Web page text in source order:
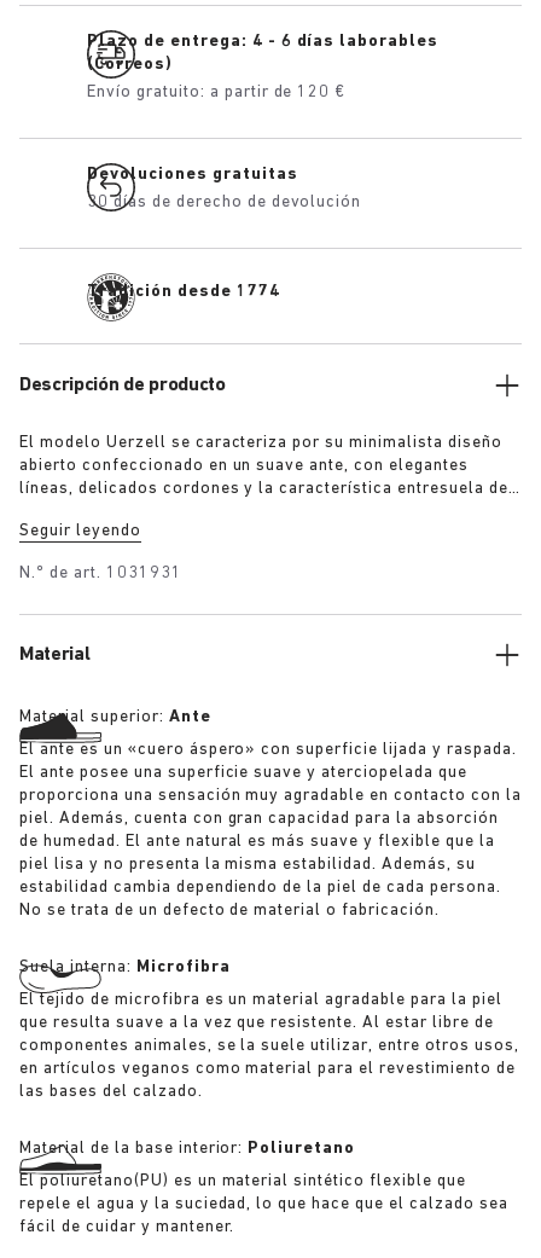
Plazo de entrega: 4 - 6 días laborables
(Correos)
Envío gratuito: a partir de 120 €
Devoluciones gratuitas
30 días de derecho de devolución
Tradición desde 1774
Descripción de producto
El modelo Uerzell se caracteriza por su minimalista diseño
abierto confeccionado en un suave ante, con elegantes
líneas, delicados cordones y la característica entresuela de
sandalias BIRKENSTOCK. Este modelo, de líneas esculturales
Maroon, que le confieren un aire discreto y elegante.
Seguir leyendo
N.º de art. 1031931
Material
Material superior: Ante
El ante es un «cuero áspero» con superficie lijada y raspada.
El ante posee una superficie suave y aterciopelada que
proporciona una sensación muy agradable en contacto con la
piel. Además, cuenta con gran capacidad para la absorción
de humedad. El ante natural es más suave y flexible que la
piel lisa y no presenta la misma estabilidad. Además, su
estabilidad cambia dependiendo de la piel de cada persona.
No se trata de un defecto de material o fabricación.
Suela interna: Microfibra
El tejido de microfibra es un material agradable para la piel
que resulta suave a la vez que resistente. Al estar libre de
componentes animales, se la suele utilizar, entre otros usos,
en artículos veganos como material para el revestimiento de
las bases del calzado.
Material de la base interior: Poliuretano
El poliuretano(PU) es un material sintético flexible que
repele el agua y la suciedad, lo que hace que el calzado sea
fácil de cuidar y mantener.